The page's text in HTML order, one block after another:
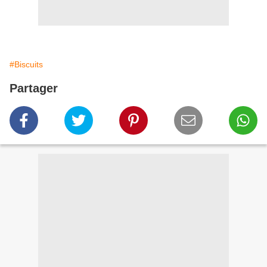
#Biscuits
Partager